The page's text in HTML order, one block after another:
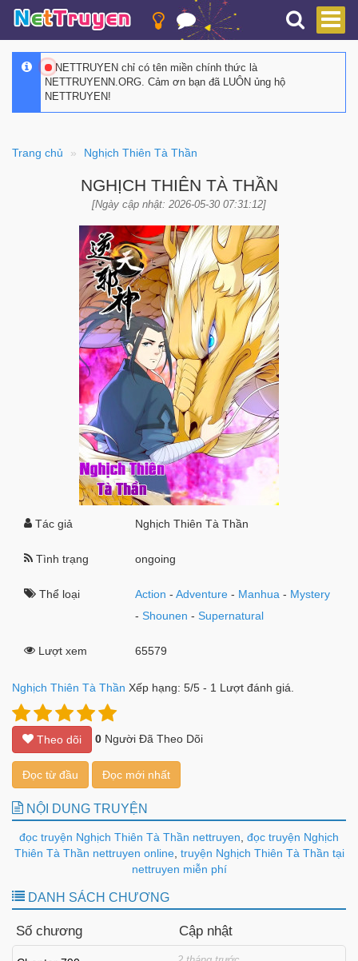
NETTRUYEN chỉ có tên miền chính thức là
NETTRUYENN.ORG. Cảm ơn bạn đã LUÔN ủng hộ
NETTRUYEN!
Trang chủ Nghịch Thiên Tà Thần
NGHỊCH THIÊN TÀ THẦN
[Ngày cập nhật: 2026-05-30 07:31:12]
Tác giả Nghịch Thiên Tà Thần
Tình trạng ongoing
Thể loại Action -Adventure - Manhua - Mystery
-Shounen -Supernatural
Lượt xem 65579
Nghịch Thiên Tà Thần Xếp hạng: 5/5 - 1 Lượt đánh giá.
Theo dõi 0 Người Đã Theo Dõi
Đọc từ đầu Đọc mới nhất
NỘI DUNG TRUYỆN
đọc truyện Nghịch Thiên Tà Thần nettruyen đọc truyện Nghịch
Thiên Tà Thần nettruyen online, truyện Nghịch Thiên Tà Thần tại
nettruyen miễn phí
DANH SÁCH CHƯƠNG
Số chương Cập nhật